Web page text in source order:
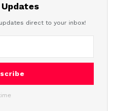
direct to your inbox!